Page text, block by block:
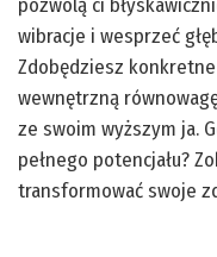
pozwolą ci
wibracje i wesprzeć
Zdobędziesz
wewnętrzną
ze swoim wyższym ja.
pełnego potencjału?
transformować swoje